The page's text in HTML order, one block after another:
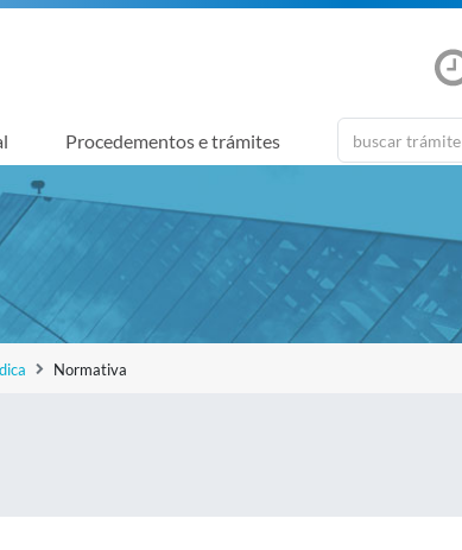
Procedementos e trámites
Normativa